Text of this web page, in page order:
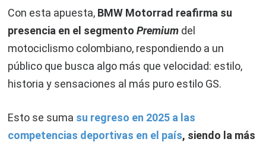
Con esta apuesta, BMW Motorrad reafirma su
presencia en el segmentoPremium del
motociclismo colombiano, respondiendo a un
público que busca algo más que velocidad: estilo,
historia y sensaciones al más puro estilo GS.
Esto se suma su regreso en 2025 a las
competencias deportivas en el país, siendo la más